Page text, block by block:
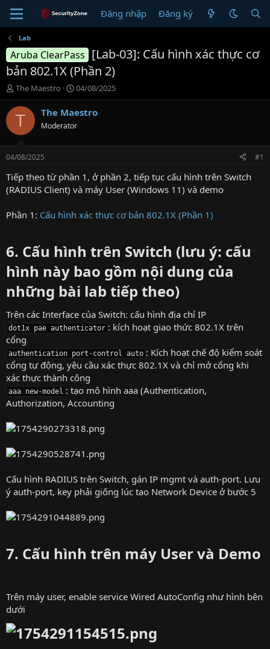
Đăng nhập Đăng ký
Lab
Aruba ClearPass [Lab-03]: Cấu hình xác thực cơ
bản 802.1X (Phần 2)
T
h
r
d
s
t
a
r
t
r
The Maestro
N
g
à
04/08/2025
T The Maestro
Moderator
04/08/2025 #1
Tiếp theo từ phần 1, ở phần 2, tiếp tục cấu hình trên Switch
(RADIUS Client) và máy User (Windows 11) và demo
Phần 1: Cấu hình xác thực cơ bản 802.1X (Phần 1)
6. Cấu hình trên Switch (lưu ý: cấu
hình này bao gồm nội dung của
những bài lab tiếp theo)​
Trên các Interface của Switch: cấu hình địa chỉ IP
dot1x pae authenticator : kích hoạt giao thức 802.1X trên
cổng
authentication port-control auto : Kích hoạt chế độ kiểm soát
cổng tự động, yêu cầu xác thực 802.1X và chỉ mở cổng khi
xác thực thành công
aaa new-model : tạo mô hình aaa (Authentication,
Authorization, Accounting
Cấu hình RADIUS trên Switch, gán IP mgmt và auth-port. Lưu
ý auth-port, key phải giống lúc tạo Network Device ở bước 5
7. Cấu hình trên máy User và Demo​
Trên máy user, enable service Wired AutoConfig như hình bên
dưới